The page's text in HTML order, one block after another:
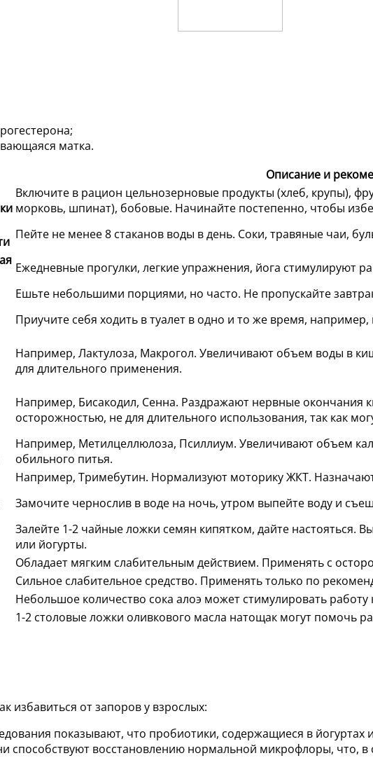
матка.
Описание и
Включите в рацион цельнозерновые продукты (хлеб, крупы),
морковь, шпинат), бобовые. Начинайте постепенно, чтобы
Пейте не менее 8 стаканов воды в день. Соки, травяные чаи,
Ежедневные прогулки, легкие упражнения, йога стимулируют
Ешьте небольшими порциями, но часто. Не пропускайте
Приучите себя ходить в туалет в одно и то же время, например,
Например, Лактулоза, Макрогол. Увеличивают объем воды в
для длительного применения.
Например, Бисакодил, Сенна. Раздражают нервные окончания
осторожностью, не для длительного использования, так как
Например, Метилцеллюлоза, Псиллиум. Увеличивают объем
обильного питья.
Например, Тримебутин. Нормализуют моторику ЖКТ.
Замочите чернослив в воде на ночь, утром выпейте воду и
Залейте 1-2 чайные ложки семян кипятком, дайте настояться.
или йогурты.
Обладает мягким слабительным действием. Применять с
Сильное слабительное средство. Применять только по
Небольшое количество сока алоэ может стимулировать
1-2 столовые ложки оливкового масла натощак могут помочь
избавиться от запоров у взрослых:
показывают, что пробиотики, содержащиеся в йогуртах
способствуют восстановлению нормальной микрофлоры, что, в